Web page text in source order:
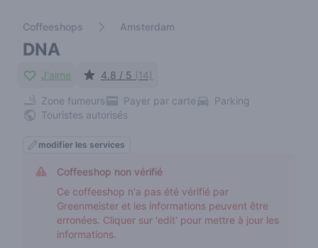
Coffeeshops Amsterdam
DNA
J'aime 4.8 / 5 (14)
Zone fumeurs Payer par carte
Parking
Touristes autorisés
modifier les services
Coffeeshop non vérifié
Ce coffeeshop n'a pas été vérifié par
Greenmeister et les informations peuvent être
erronées. Cliquer sur 'edit' pour mettre à jour les
informations.